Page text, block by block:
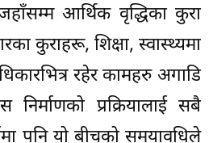
आर्थिक वृद्धिका कुरा
कुराहरू, शिक्षा, स्वास्थ्यमा
रहेर कामहरु अगाडि
प्रक्रियालाई सबै
पनि यो बीचको समयावधिले